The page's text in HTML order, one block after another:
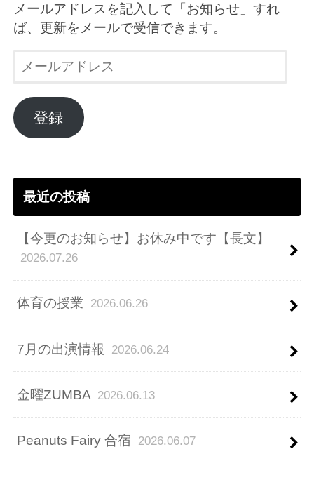
メールアドレスを記入して「お知らせ」すれ
ば、更新をメールで受信できます。
ル
ア
ド
登録
最近の投稿
【今更のお知らせ】お休み中です【長文】
2026.07.26
体育の授業 2026.06.26
7月の出演情報 2026.06.24
金曜ZUMBA 2026.06.13
Peanuts Fairy 合宿 2026.06.07